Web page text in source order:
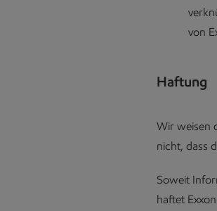
von
Haftung
Wir weisen
nicht, dass
Soweit
haftet